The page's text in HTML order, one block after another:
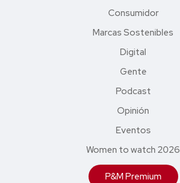
Consumidor
Marcas Sostenibles
Digital
Gente
Podcast
Opinión
Eventos
Women to watch 2026
P&M Premium